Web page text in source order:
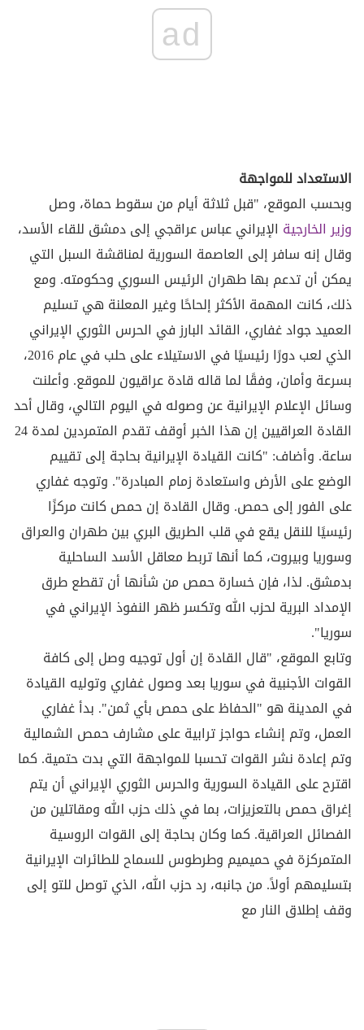
ad
الاستعداد للمواجهة
وبحسب الموقع، "قبل ثلاثة أيام من سقوط حماة، وصل
وزير الخارجية الإيراني عباس عراقجي إلى دمشق للقاء الأسد،
وقال إنه سافر إلى العاصمة السورية لمناقشة السبل التي
يمكن أن تدعم بها طهران الرئيس السوري وحكومته. ومع
ذلك، كانت المهمة الأكثر إلحاحًا وغير المعلنة هي تسليم
العميد جواد غفاري، القائد البارز في الحرس الثوري الإيراني
الذي لعب دورًا رئيسيًا في الاستيلاء على حلب في عام 2016،
بسرعة وأمان، وفقًا لما قاله قادة عراقيون للموقع. وأعلنت
وسائل الإعلام الإيرانية عن وصوله في اليوم التالي، وقال أحد
القادة العراقيين إن هذا الخبر أوقف تقدم المتمردين لمدة 24
ساعة. وأضاف: "كانت القيادة الإيرانية بحاجة إلى تقييم
الوضع على الأرض واستعادة زمام المبادرة". وتوجه غفاري
على الفور إلى حمص. وقال القادة إن حمص كانت مركزًا
رئيسيًا للنقل يقع في قلب الطريق البري بين طهران والعراق
وسوريا وبيروت، كما أنها تربط معاقل الأسد الساحلية
بدمشق. لذا، فإن خسارة حمص من شأنها أن تقطع طرق
الإمداد البرية لحزب الله وتكسر ظهر النفوذ الإيراني في
سوريا".
وتابع الموقع، "قال القادة إن أول توجيه وصل إلى كافة
القوات الأجنبية في سوريا بعد وصول غفاري وتوليه القيادة
في المدينة هو "الحفاظ على حمص بأي ثمن". بدأ غفاري
العمل، وتم إنشاء حواجز ترابية على مشارف حمص الشمالية
وتم إعادة نشر القوات تحسبا للمواجهة التي بدت حتمية. كما
اقترح على القيادة السورية والحرس الثوري الإيراني أن يتم
إغراق حمص بالتعزيزات، بما في ذلك حزب الله ومقاتلين من
الفصائل العراقية. كما وكان بحاجة إلى القوات الروسية
المتمركزة في حميميم وطرطوس للسماح للطائرات الإيرانية
بتسليمهم أولاً. من جانبه، رد حزب الله، الذي توصل للتو إلى
وقف إطلاق النار مع